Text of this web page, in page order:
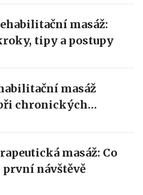
masáž:
tipy a postupy
masáž
chronických
masáž: Co
první návštěvě